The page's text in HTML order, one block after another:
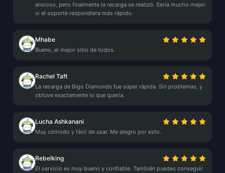
ansioso, pero finalmente la recarga se realizó. Sería mucho mejor
si el soporte respondiera más rápido.
Mhabe
Bueno, el mejor sitio de todos.
Rachel Taft
La recarga de Bigo Diamonds fue súper rápida. Sin problemas, y
obtuve exactamente lo que quería.
Lucha Ashkanani
Muy cómodo y fácil de usar. Me alegro por esto.
Rebelking
El servicio es muy bueno y confiable. También puedes conseguir